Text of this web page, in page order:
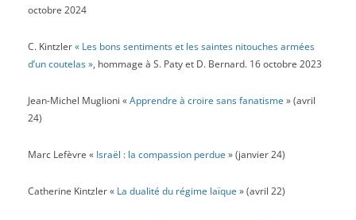
octobre 2024
C. Kintzler« Les bons sentiments et les saintes nitouches armées
d’un coutelas », hommage à S. Paty et D. Bernard. 16 octobre 2023
Jean-Michel Muglioni «Apprendre à croire sans fanatisme » (avril
24)
Marc Lefèvre « Israël : la compassion perdue » (janvier 24)
Catherine Kintzler « La dualité du régime laïque » (avril 22)